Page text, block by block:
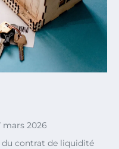
mars 2026
du contrat de liquidité